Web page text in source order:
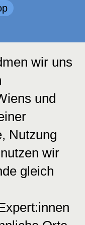
wir uns
und
Nutzung
wir
gleich